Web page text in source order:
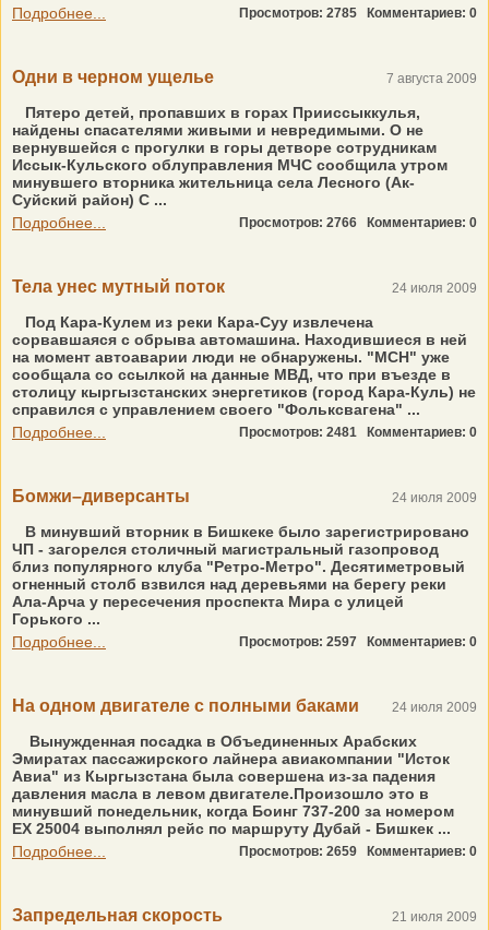
Подробнее...
Просмотров: 2785 Комментариев: 0
Одни в черном ущелье 7 августа 2009
Пятеро детей, пропавших в горах Прииссыккулья,
найдены спасателями живыми и невредимыми. О не
вернувшейся с прогулки в горы детворе сотрудникам
Иссык-Кульского облуправления МЧС сообщила утром
минувшего вторника жительница села Лесного (Ак-
Суйский район) С ...
Подробнее...
Просмотров: 2766 Комментариев: 0
Тела унес мутный поток 24 июля 2009
Под Кара-Кулем из реки Кара-Суу извлечена
сорвавшаяся с обрыва автомашина. Находившиеся в ней
на момент автоаварии люди не обнаружены. "МСН" уже
сообщала со ссылкой на данные МВД, что при въезде в
столицу кыргызстанских энергетиков (город Кара-Куль) не
справился с управлением своего "Фольксвагена" ...
Подробнее...
Просмотров: 2481 Комментариев: 0
Бомжи–диверсанты 24 июля 2009
В минувший вторник в Бишкеке было зарегистрировано
ЧП - загорелся столичный магистральный газопровод
близ популярного клуба "Ретро-Метро". Десятиметровый
огненный столб взвился над деревьями на берегу реки
Ала-Арча у пересечения проспекта Мира с улицей
Горького ...
Подробнее...
Просмотров: 2597 Комментариев: 0
На одном двигателе с полными баками 24 июля 2009
Вынужденная посадка в Объединенных Арабских
Эмиратах пассажирского лайнера авиакомпании "Исток
Авиа" из Кыргызстана была совершена из-за падения
давления масла в левом двигателе.Произошло это в
минувший понедельник, когда Боинг 737-200 за номером
EX 25004 выполнял рейс по маршруту Дубай - Бишкек ...
Подробнее...
Просмотров: 2659 Комментариев: 0
Запредельная скорость 21 июля 2009